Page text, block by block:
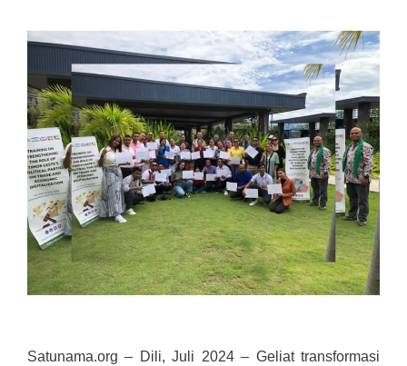
Satunama.org – Dili, Juli 2024 – Geliat transformasi